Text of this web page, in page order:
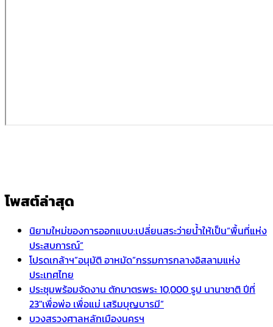
โพสต์ล่าสุด
นิยามใหม่ของการออกแบบ:เปลี่ยนสระว่ายน้ำให้เป็น“พื้นที่แห่ง
ประสบการณ์”
โปรดเกล้าฯ”อนุมัติ อาหมัด”กรรมการกลางอิสลามแห่ง
ประเทศไทย
ประชุมพร้อมจัดงาน ตักบาตรพระ 10,000 รูป นานาชาติ ปีที่
23″เพื่อพ่อ เพื่อแม่ เสริมบุญบารมี”
บวงสรวงศาลหลักเมืองนครฯ